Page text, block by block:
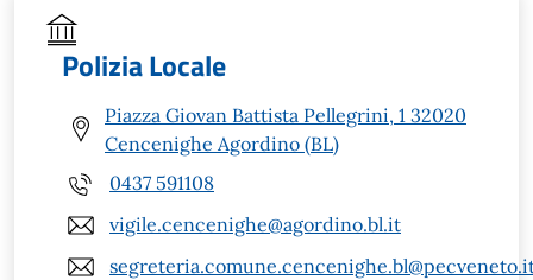
Polizia Locale
Piazza Giovan Battista Pellegrini, 1 32020
Cencenighe Agordino (BL)
0437 591108
vigile.cencenighe@agordino.bl.it